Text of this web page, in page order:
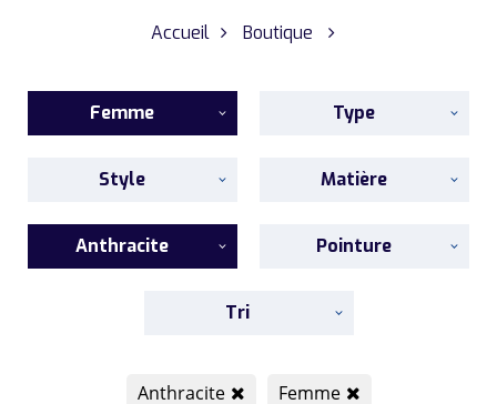
Accueil Boutique
Femme Type
Style Matière
Anthracite Pointure
Tri
Anthracite Femme